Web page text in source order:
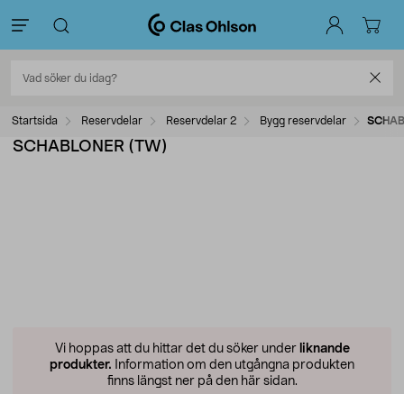
Startsida Reservdelar Reservdelar 2 Bygg reservdelar
SCHABLONER (TW)
Vi hoppas att du hittar det du söker under liknande
produkter. Information om den utgångna produkten
finns längst ner på den här sidan.